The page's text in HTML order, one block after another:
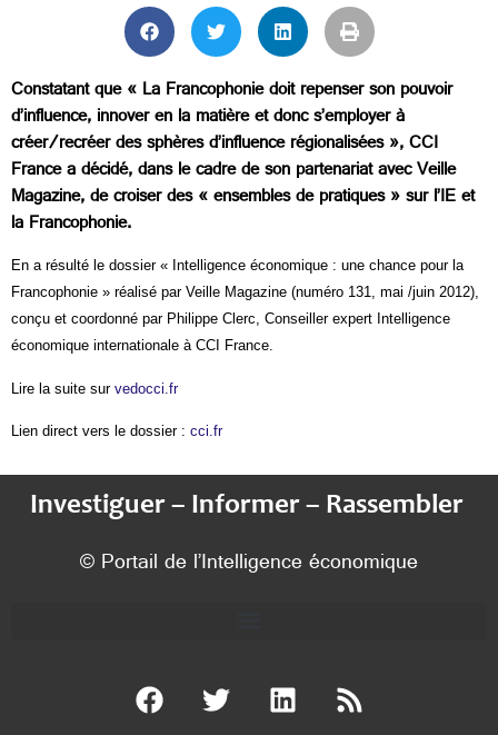
Constatant que « La Francophonie doit repenser son pouvoir
d’influence, innover en la matière et donc s’employer à
créer/recréer des sphères d’influence régionalisées », CCI
France a décidé, dans le cadre de son partenariat avec Veille
Magazine, de croiser des « ensembles de pratiques » sur l’IE et
la Francophonie.
En a résulté le dossier « Intelligence économique : une chance pour la
Francophonie » réalisé par Veille Magazine (numéro 131, mai /juin 2012),
conçu et coordonné par Philippe Clerc, Conseiller expert Intelligence
économique internationale à CCI France.
Lire la suite sur vedocci.fr
Lien direct vers le dossier : cci.fr
Investiguer – Informer – Rassembler
© Portail de l’Intelligence économique